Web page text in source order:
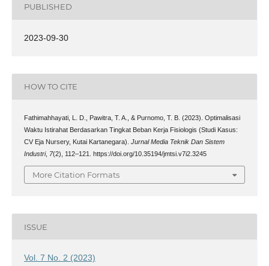
PUBLISHED
2023-09-30
HOW TO CITE
Fathimahhayati, L. D., Pawitra, T. A., & Purnomo, T. B. (2023). Optimalisasi
Waktu Istirahat Berdasarkan Tingkat Beban Kerja Fisiologis (Studi Kasus:
CV Eja Nursery, Kutai Kartanegara). Jurnal Media Teknik Dan Sistem
Industri, 7(2), 112–121. https://doi.org/10.35194/jmtsi.v7i2.3245
More Citation Formats
ISSUE
Vol. 7 No. 2 (2023)